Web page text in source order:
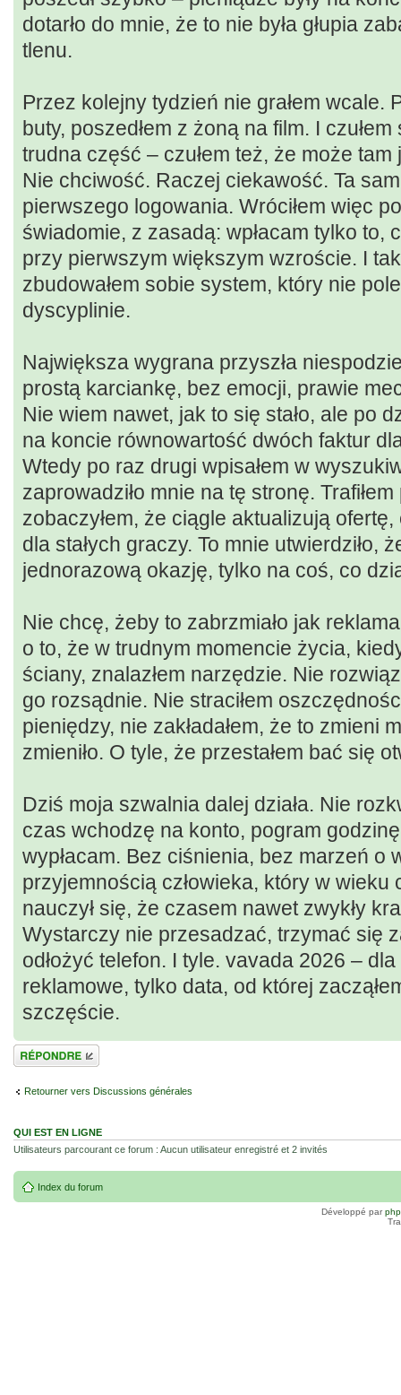
dotarło do mnie, że to nie była głupia
tlenu.
Przez kolejny tydzień nie grałem wcale.
buty, poszedłem z żoną na film. I
trudna część – czułem też, że może
Nie chciwość. Raczej ciekawość. Ta
pierwszego logowania. Wróciłem więc
świadomie, z zasadą: wpłacam tylko to,
przy pierwszym większym wzroście. I
zbudowałem sobie system, który nie
dyscyplinie.
Największa wygrana przyszła
prostą karciankę, bez emocji, prawie
Nie wiem nawet, jak to się stało, ale po
na koncie równowartość dwóch faktur
Wtedy po raz drugi wpisałem w
zaprowadziło mnie na tę stronę.
zobaczyłem, że ciągle aktualizują
dla stałych graczy. To mnie utwierdziło,
jednorazową okazję, tylko na coś, co
Nie chcę, żeby to zabrzmiało jak
o to, że w trudnym momencie życia,
ściany, znalazłem narzędzie. Nie
go rozsądnie. Nie straciłem
pieniędzy, nie zakładałem, że to zmieni
zmieniło. O tyle, że przestałem bać się
Dziś moja szwalnia dalej działa. Nie
czas wchodzę na konto, pogram
wypłacam. Bez ciśnienia, bez marzeń o
przyjemnością człowieka, który w wieku
nauczył się, że czasem nawet zwykły
Wystarczy nie przesadzać, trzymać się
odłożyć telefon. I tyle. vavada 2026 – dla
reklamowe, tylko data, od której
szczęście.
Répondre
Retourner vers Discussions générales
QUI EST EN LIGNE
Utilisateurs parcourant ce forum : Aucun utilisateur enregistré et 2 invités
Index du forum
Développé par